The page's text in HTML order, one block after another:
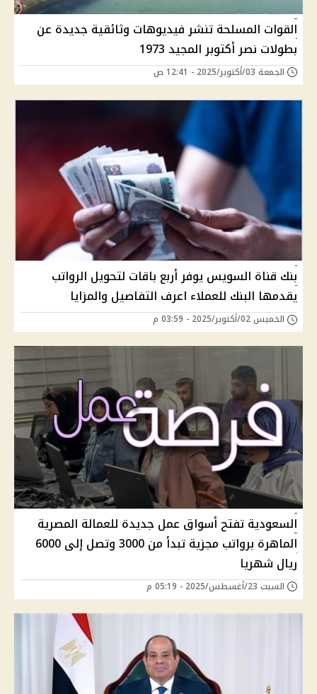
القوات المسلحة تنشر فيديوهات وثائقية جديدة عن
بطولات نصر أكتوبر المجيد 1973
الجمعة 03/أكتوبر/2025 - 12:41 ص
بنك قناة السويس يوفر أربع باقات لتحويل الرواتب
يقدمها البنك للعملاء اعرف التفاصيل والمزايا
الخميس 02/أكتوبر/2025 - 03:59 م
السعودية تفتح أسواق عمل جديدة للعمالة المصرية
الماهرة برواتب مجزية تبدأ من 3000 وتصل إلى 6000
ريال شهريا
السبت 23/أغسطس/2025 - 05:19 م